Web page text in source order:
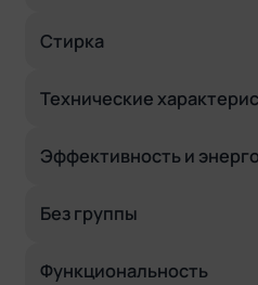
Стирка
Технические
Эффективность и
Без группы
Функциональность